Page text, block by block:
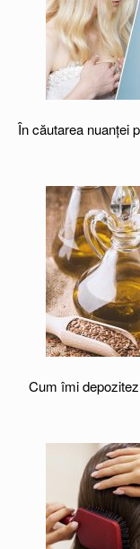
În căutarea nuanței
Cum îmi